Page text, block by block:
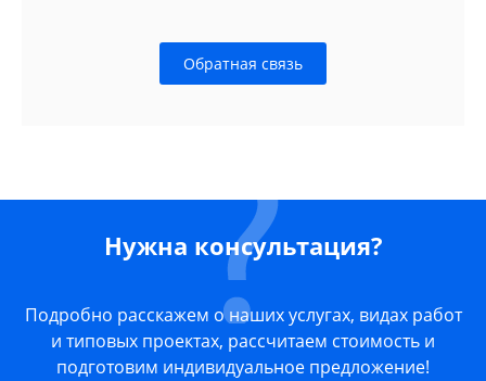
Обратная связь
Нужна консультация?
Подробно расскажем о наших услугах, видах работ
и типовых проектах, рассчитаем стоимость и
подготовим индивидуальное предложение!